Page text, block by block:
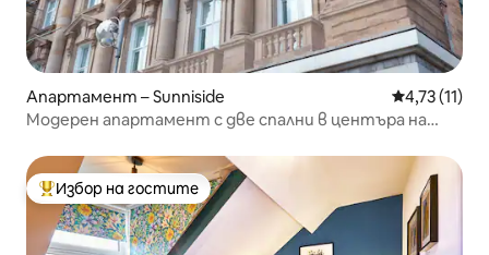
Апартамент – Sunniside Средна
4,73 (11)
Модерен апартамент с две спални в центъра на
Най-популярен избор на гостите
Избор на гостите